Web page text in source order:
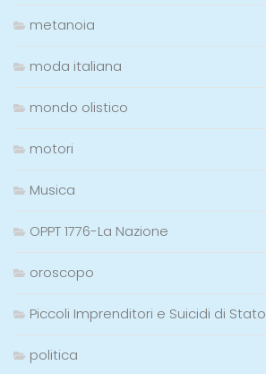
metanoia
moda italiana
mondo olistico
motori
Musica
OPPT 1776-La Nazione
oroscopo
Piccoli Imprenditori e Suicidi di Stato
politica